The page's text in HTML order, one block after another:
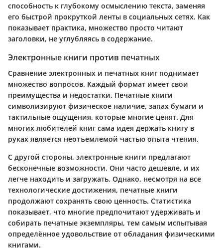
способность к глубокому осмыслению текста, заменяя
его быстрой прокруткой ленты в социальных сетях. Как
показывает практика, множество просто читают
заголовки, не углубляясь в содержание.
Электронные книги против печатных
Сравнение электронных и печатных книг поднимает
множество вопросов. Каждый формат имеет свои
преимущества и недостатки. Печатные книги
символизируют физическое наличие, запах бумаги и
тактильные ощущения, которые многие ценят. Для
многих любителей книг сама идея держать книгу в
руках является неотъемлемой частью опыта чтения.
С другой стороны, электронные книги предлагают
бесконечные возможности. Они часто дешевле, и их
легче находить и загружать. Однако, несмотря на все
технологические достижения, печатные книги
продолжают сохранять свою ценность. Статистика
показывает, что многие предпочитают удерживать и
собирать печатные экземпляры, тем самым испытывая
определённое удовольствие от обладания физическими
книгами.